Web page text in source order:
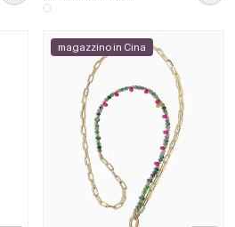
magazzino in Cina